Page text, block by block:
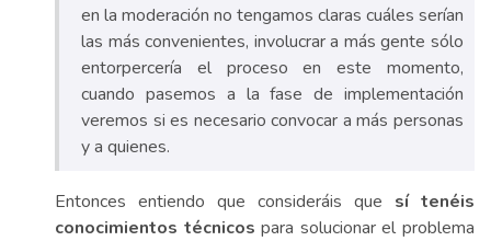
en la moderación no tengamos claras cuáles serían
las más convenientes, involucrar a más gente sólo
entorpercería el proceso en este momento,
cuando pasemos a la fase de implementación
veremos si es necesario convocar a más personas
y a quienes.
Entonces entiendo que consideráis que sí tenéis
conocimientos técnicos para solucionar el problema